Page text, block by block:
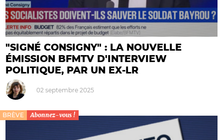
"SIGNÉ CONSIGNY" : LA NOUVELLE
ÉMISSION BFMTV D'INTERVIEW
POLITIQUE, PAR UN EX-LR
02 septembre 2025
BRÈVE Abonnez-vous !